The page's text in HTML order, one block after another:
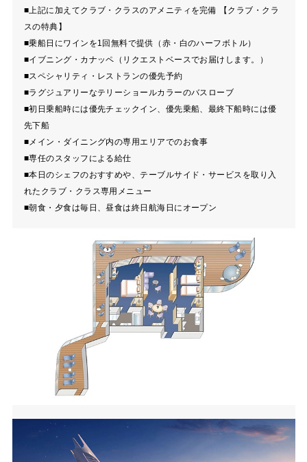
■上記に加えてクラブ・クラスのアメニティを完備 【クラブ・クラ
スの特典】
■乗船日にワインを1回無料で提供（赤・白のハーフボトル）
■イブニング・カナッペ（リクエストベースでお届けします。）
■スペシャリティ・レストランの優先予約
■ラグジュアリーなテリーショールカラーのバスローブ
■初日乗船時には優先チェックイン、優先乗船、最終下船時には優
先下船
■メイン・ダイニング内の専用エリアでのお食事
■専任のスタッフによる給仕
■本日のシェフのおすすめや、テーブルサイド・サービスを取り入
れたクラブ・クラス専用メニュー
■朝食・夕食は毎日、昼食は終日航海日にオープン